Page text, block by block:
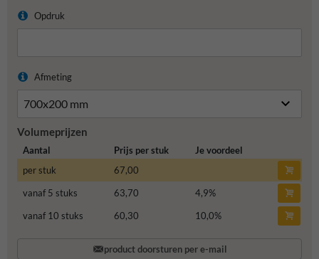
Opdruk
Afmeting
Volumeprijzen
Aantal Prijs per stuk
Je voordeel
per stuk
67,00
vanaf 5 stuks
63,70 4,9%
vanaf 10 stuks
60,30 10,0%
product doorsturen per e-mail